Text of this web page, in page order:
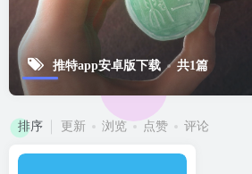
推特app安卓版下载 共1篇
排序 更新 浏览 点赞 评论